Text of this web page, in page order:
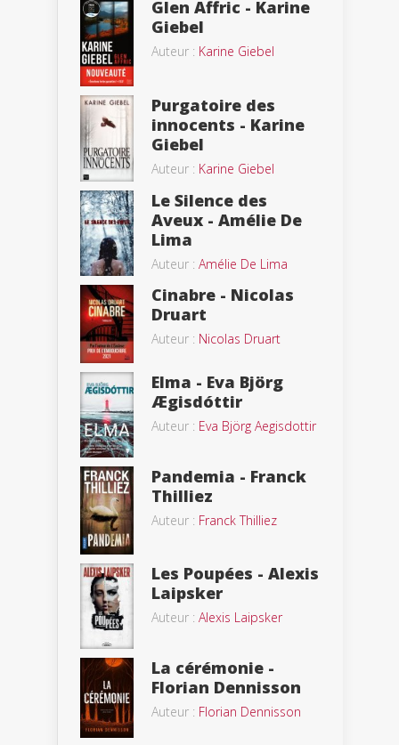
Glen Affric - Karine
Giebel
Auteur : Karine Giebel
Purgatoire des
innocents - Karine
Giebel
Auteur : Karine Giebel
Le Silence des
Aveux - Amélie De
Lima
Auteur : Amélie De Lima
Cinabre - Nicolas
Druart
Auteur : Nicolas Druart
Elma - Eva Björg
Ægisdóttir
Auteur : Eva Björg Aegisdottir
Pandemia - Franck
Thilliez
Auteur : Franck Thilliez
Les Poupées - Alexis
Laipsker
Auteur : Alexis Laipsker
La cérémonie -
Florian Dennisson
Auteur : Florian Dennisson